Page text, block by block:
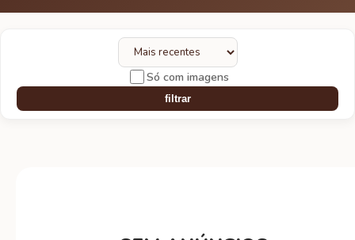
Só com imagens
filtrar